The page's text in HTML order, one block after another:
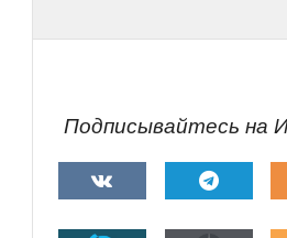
Подписывайтесь на